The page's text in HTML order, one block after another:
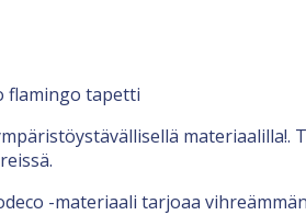
flamingo tapetti
-materiaali tarjoaa